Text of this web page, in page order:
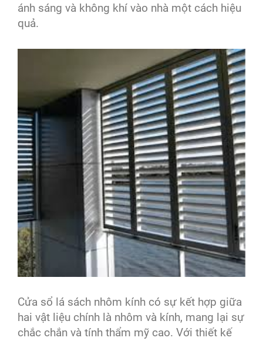
ánh sáng và không khí vào nhà một cách hiệu
quả.
Cửa sổ lá sách nhôm kính có sự kết hợp giữa
hai vật liệu chính là nhôm và kính, mang lại sự
chắc chắn và tính thẩm mỹ cao. Với thiết kế